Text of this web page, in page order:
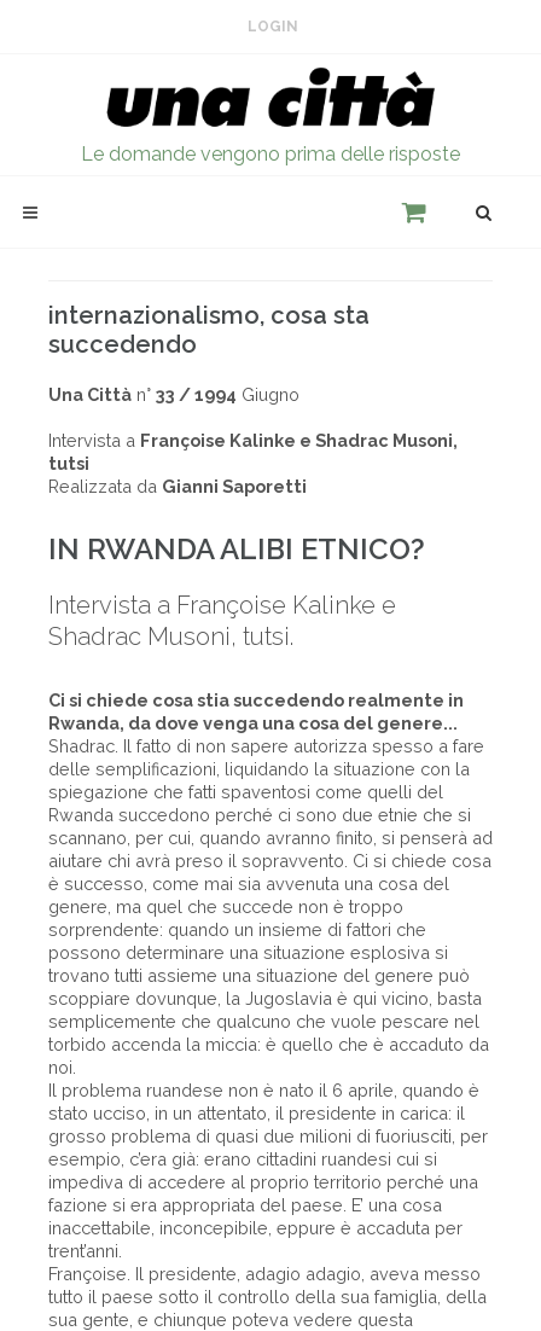
LOGIN
Le domande vengono prima delle risposte
internazionalismo, cosa sta
succedendo
Una Città n° 33 / 1994 Giugno
Intervista a Françoise Kalinke e Shadrac Musoni,
tutsi
Realizzata da Gianni Saporetti
IN RWANDA ALIBI ETNICO?
Intervista a Françoise Kalinke e
Shadrac Musoni, tutsi.
Ci si chiede cosa stia succedendo realmente in
Rwanda, da dove venga una cosa del genere...
Shadrac. Il fatto di non sapere autorizza spesso a fare
delle semplificazioni, liquidando la situazione con la
spiegazione che fatti spaventosi come quelli del
Rwanda succedono perché ci sono due etnie che si
scannano, per cui, quando avranno finito, si penserà ad
aiutare chi avrà preso il sopravvento. Ci si chiede cosa
è successo, come mai sia avvenuta una cosa del
genere, ma quel che succede non è troppo
sorprendente: quando un insieme di fattori che
possono determinare una situazione esplosiva si
trovano tutti assieme una situazione del genere può
scoppiare dovunque, la Jugoslavia è qui vicino, basta
semplicemente che qualcuno che vuole pescare nel
torbido accenda la miccia: è quello che è accaduto da
noi.
Il problema ruandese non è nato il 6 aprile, quando è
stato ucciso, in un attentato, il presidente in carica: il
grosso problema di quasi due milioni di fuoriusciti, per
esempio, c’era già: erano cittadini ruandesi cui si
impediva di accedere al proprio territorio perché una
fazione si era appropriata del paese. E’ una cosa
inaccettabile, inconcepibile, eppure è accaduta per
trent’anni.
Françoise. Il presidente, adagio adagio, aveva messo
tutto il paese sotto il controllo della sua famiglia, della
sua gente, e chiunque poteva vedere questa